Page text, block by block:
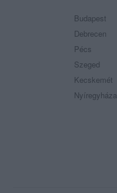
Budapest
Debrecen
Pécs
Szeged
Kecskemét
Nyíregyháza